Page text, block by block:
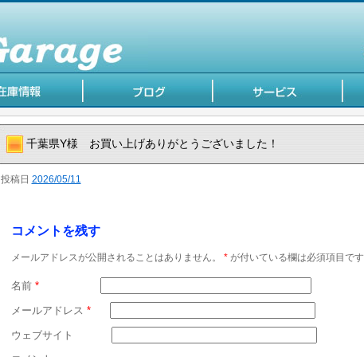
千葉県Y様 お買い上げありがとうございました！
投稿日 2026/05/11
コメントを残す
メールアドレスが公開されることはありません。 *が付いている欄は必須項目です
名前 *
メールアドレス *
ウェブサイト